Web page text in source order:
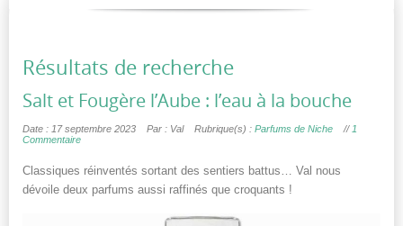
Résultats de recherche
Salt et Fougère l’Aube : l’eau à la bouche
Date : 17 septembre 2023 Par : Val Rubrique(s) : Parfums de Niche // 1
Commentaire
Classiques réinventés sortant des sentiers battus… Val nous
dévoile deux parfums aussi raffinés que croquants !